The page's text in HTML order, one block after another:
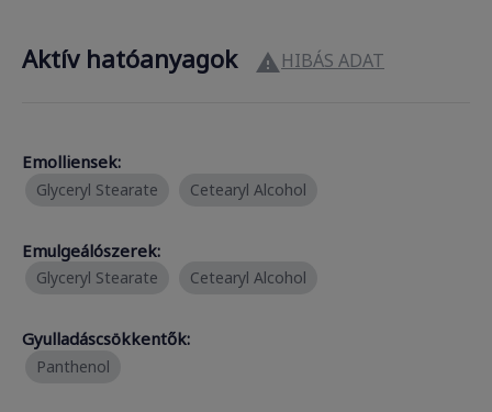
Aktív hatóanyagok HIBÁS ADAT
Emolliensek:
Glyceryl Stearate Cetearyl Alcohol
Emulgeálószerek:
Glyceryl Stearate Cetearyl Alcohol
Gyulladáscsökkentők:
Panthenol